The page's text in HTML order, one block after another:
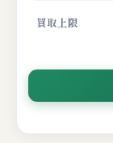
買取上限